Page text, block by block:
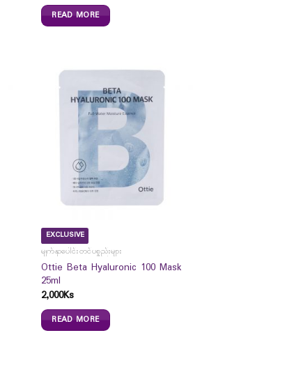
READ MORE
EXCLUSIVE
မျက်နှာပေါင်းတင်ပစ္စည်းများ
Ottie Beta Hyaluronic 100 Mask
25ml
2,000Ks
READ MORE